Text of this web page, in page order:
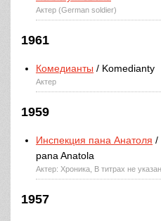
Актер (German soldier)
1961
Комедианты / Komedianty
Актер
1959
Инспекция пана Анатоля /
pana Anatola
Актер: Хроника, В титрах не
1957